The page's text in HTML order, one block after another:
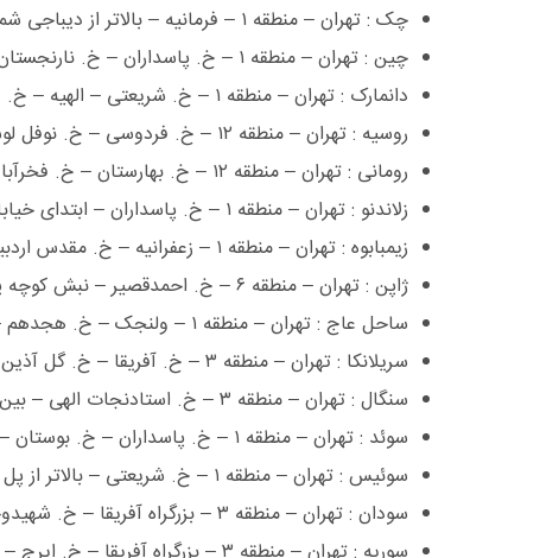
چک : تهران – منطقه ١ – فرمانیه – بالاتر از دیباجی شمالی – ش. ١٩٩ ٢٢٢٨٨١٤٩, ٢٢٢٨٨١٥٣ ٢٢٨٠٢٠٧٩
چین : تهران – منطقه ١ – خ. پاسداران – خ. نارنجستان هفتم – پ. ١٣ ٢٢٢٩١٢٤٠ ٢٢٢٩٠٦٩٠
دانمارک : تهران – منطقه ١ – خ. شریعتی – الهیه – خ. دشتی – ش. ١٨ ٢٢٦٠٧٠٢٠, ٢٢٦٤٠٠٠٩, ٢٢٦٠١٣٦٣ ٢٢٠٣٠٠٠٧
روسیه : تهران – منطقه ١٢ – خ. فردوسی – خ. نوفل لوشاتو – ش. ٣٩ ٦٦٧٠١١٦١ ٦٦٧٠١٦٥٢
رومانی : تهران – منطقه ١٢ – خ. بهارستان – خ. فخرآباد – نبش کوچه مسجد فخر – ش. ٧٧٥٢٥٨١٩, ٧٧٥٣٤٦٥٨, ٧٧٥٣٩٠٤١ ٧٧٥٠٩٨٤١
زلاندنو : تهران – منطقه ١ – خ. پاسداران – ابتدای خیابان اقدسیه – گلستان شمالی ٢٢٨٠٠٢٨٩ ٢٢٨٣١٦٧٣
زیمبابوه : تهران – منطقه ١ – زعفرانیه – خ. مقدس اردبیلی – ک. شادآور – پ. ٢٤ ٢٢٠٢٧٥٥٣ –
ژاپن : تهران – منطقه ٦ – خ. احمدقصیر – نبش کوچه پنجم – پ. ١٢ ٨٨٧١٧٩٢٢ , ٨٨٧١٣٩٧٤, ٨٨٧١٣٣٩٦ ٨٨٧١٣٥١٥
ساحل عاج : تهران – منطقه ١ – ولنجک – خ. هجدهم – ش. ٤ ٢٢٤٠٤١٥٠, ٢٢٤٢٨٧٩٤ ٢٢٤٠٠٩٣٨
سریلانکا : تهران – منطقه ٣ – خ. آفریقا – خ. گل آذین – پ. ٢٨ ٢٢٠٤٥١١٩, ٢٢٠٥٢٦٨٨ –
سنگال : تهران – منطقه ٣ – خ. استادنجات الهی – بین خیابان طالقانی و کریمخان ز ٨٨٨٩١١٢٣ ٨٨٨٠٥٦٧٦
سوئد : تهران – منطقه ١ – خ. پاسداران – خ. بوستان – ش. ٥ ٢٢٢٩٦٨٠٢ ٢٢٢٨٦٠٢١
سوئیس : تهران – منطقه ١ – خ. شریعتی – بالاتر از پل صدر – خ. الهیه – خ. شریفی منش – نبش کوچه یاسمن – پ. ١٣ ٢٢٠٠٨٣٣٣ –
سودان : تهران – منطقه ٣ – بزرگراه آفریقا – خ. شهیدوحید دستگردی – ک. بابک بهر ٨٨٧٨١١٨٣ ٨٨٧٩٢٣٣١